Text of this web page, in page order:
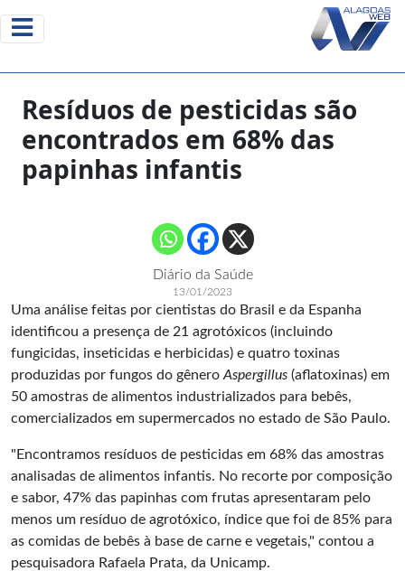
Resíduos de pesticidas são
encontrados em 68% das
papinhas infantis
Diário da Saúde
13/01/2023
Uma análise feitas por cientistas do Brasil e da Espanha
identificou a presença de 21 agrotóxicos (incluindo
fungicidas, inseticidas e herbicidas) e quatro toxinas
produzidas por fungos do gênero Aspergillus (aflatoxinas) em
50 amostras de alimentos industrializados para bebês,
comercializados em supermercados no estado de São Paulo.
"Encontramos resíduos de pesticidas em 68% das amostras
analisadas de alimentos infantis. No recorte por composição
e sabor, 47% das papinhas com frutas apresentaram pelo
menos um resíduo de agrotóxico, índice que foi de 85% para
as comidas de bebês à base de carne e vegetais," contou a
pesquisadora Rafaela Prata, da Unicamp.